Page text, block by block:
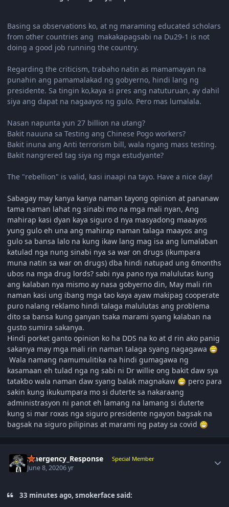
Basing sa observations ko, at ng maraming educated scholars
from other countries ang makakapagsabi na Du29-1 is not
doing a good job running the country.
Regarding the criticism, trabaho natin as mamamayan na
punahin ang pamamalakad ng gobyerno, hindi lang ng
presidente. Sa tingin ko,kaya si pres ang natuturuan, ay dahil
siya ang dapat na nagaayos ng gulo. Pero mas lumalala.
Nasan napunta yun 27 billion na utang?
Bakit nauuna sa Testing ang Chinese Pogo workers?
Bakit inuna ang Anti terrorism bill, wala ngang mass testing.
Bakit nangrered tag siya ng mga estudyante?
The "rebellion" is valid, kasi inaapi na tayo. Have a nice day!
Sabagay may kanya kanya naman tayong opinion at pananaw
tama naman lahat ng sinabi mo na mga mali nyan, Ang
mahirap kasi dyan kaya siguro d nya masyadong maaayos
yung gulo eh una ang mahirap naman talaga maayos ang
gulo sa bansa lalo na kung ikaw lang mag isa ang lumalaban
katulad nga nung sinabi nya sa war on drugs (ikumpara
muna natin sa war on drugs) dba hindi natupad ung 6months
ubos na mga drug lords? sabi nya pano nya malulutas kung
ang kalaban nya mismo ay nasa gobyerno din, May mali rin
naman kasi ung ibang mga tao kaya ayaw makipag cooperate
puro nalang reklamo hindi talaga malulutas ang problema
dito sa bansa kung ganyan tsaka marami syang kalaban na
gusto sumira sakanya.
Hindi porket ganto opinion ko ha DDS na ko at d rin ako panig
sakanya may mga mali rin naman talaga syang nagagawa
Wala namang namumulitika na hindi gumagawa ng
kasamaan eh tulad nga ng sabi ni Dr willie ong bakit daw sya
tatakbo wala naman daw syang balak magnakaw
pero para
sakin kung ikukumpara mo si duterte sa nakaraang
administrasyon ni panot eh lamang na lamang si duterte
kung si mar roxas nga siguro presidente ngayon bagsak na
bagsak na siguro pilipinas at marami ng patay sa covid
Emergency_Response Special Member
June 8, 20206 yr
33 minutes ago, smokerface said: